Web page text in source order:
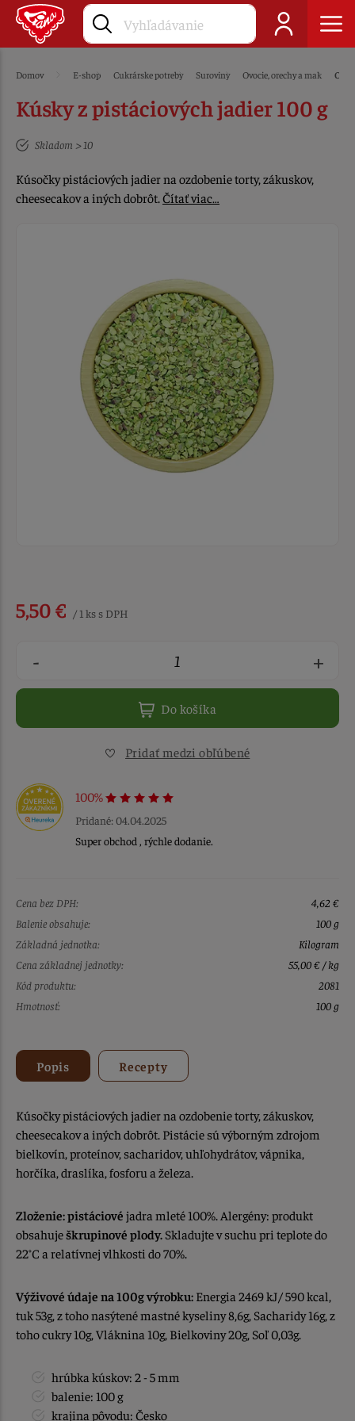
Domov E-shop Cukrárske potreby Suroviny Ovocie, orechy a mak
Kúsky z pistáciových jadier 100 g
Skladom > 10
Kúsočky pistáciových jadier na ozdobenie torty, zákuskov,
cheesecakov a iných dobrôt.Čítať viac…
5,50 € / 1 ks s DPH
- +
Do košíka
Pridať medzi obľúbené
100%
Pridané: 04.04.2025
Super obchod , rýchle dodanie.
Cena bez DPH:
4,62 €
Balenie obsahuje:
100 g
Základná jednotka:
Kilogram
Cena základnej jednotky:
55,00 € / kg
Kód produktu:
2081
Hmotnosť:
100 g
Popis Recepty
Kúsočky pistáciových jadier na ozdobenie torty, zákuskov,
cheesecakov a iných dobrôt. Pistácie sú výborným zdrojom
bielkovín, proteínov, sacharidov, uhľohydrátov, vápnika,
horčíka, draslíka, fosforu a železa.
Zloženie: pistáciové jadra mleté 100%. Alergény: produkt
obsahuješkrupinové plody. Skladujte v suchu pri teplote do
22°C a relatívnej vlhkosti do 70%.
Výživové údaje na 100g výrobku: Energia 2469 kJ/ 590 kcal,
tuk 53g, z toho nasýtené mastné kyseliny 8,6g, Sacharidy 16g, z
toho cukry 10g, Vláknina 10g, Bielkoviny 20g, Soľ 0,03g.
hrúbka kúskov: 2 - 5 mm
balenie: 100 g
krajina pôvodu: Česko